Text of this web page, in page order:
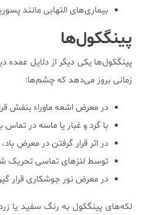
بیماری‌های التهابی مانند
پینگکول‌ها
پینگکول‌ها یکی دیگر از دلایل
زمانی بروز می‌دهد که چشم‌ها:
در معرض اشعه ماوراء بنفش
با گرد و غبار یا ماسه در تماس
در اثر قرار گرفتن در معرض
توسط لنزهای تماسی تحریک
در معرض نور جوشکاری قرار
لکه‌های پینگکول به رنگ سفید یا